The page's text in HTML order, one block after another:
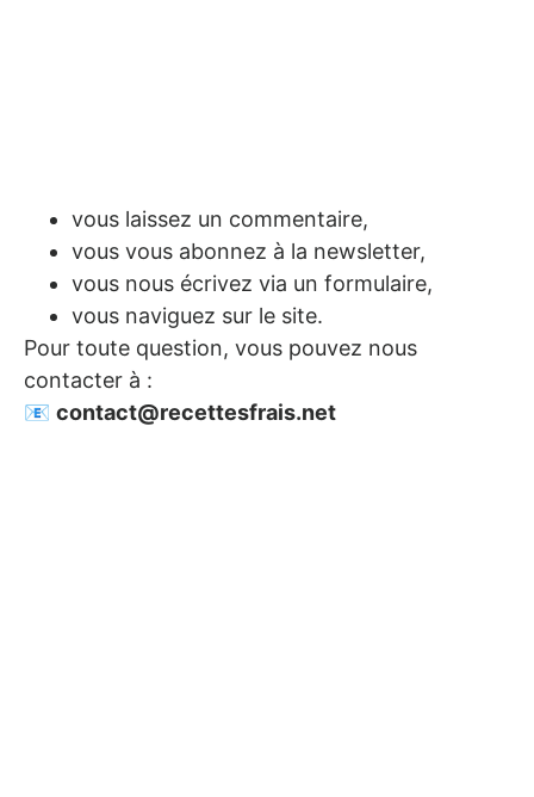
vous laissez un commentaire,
vous vous abonnez à la newsletter,
vous nous écrivez via un formulaire,
vous naviguez sur le site.
Pour toute question, vous pouvez nous
contacter à :
📧 contact@recettesfrais.net